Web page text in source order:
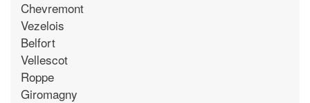
Chevremont
Vezelois
Belfort
Vellescot
Roppe
Giromagny